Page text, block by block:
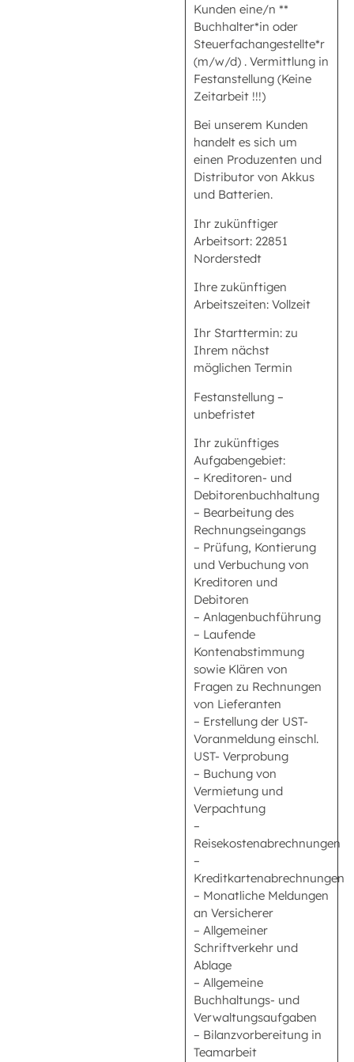
Kunden eine/n **
Buchhalter*in oder
Steuerfachangestellte*r
(m/w/d) . Vermittlung in
Festanstellung (Keine
Zeitarbeit !!!)
Bei unserem Kunden
handelt es sich um
einen Produzenten und
Distributor von Akkus
und Batterien.
Ihr zukünftiger
Arbeitsort: 22851
Norderstedt
Ihre zukünftigen
Arbeitszeiten: Vollzeit
Ihr Starttermin: zu
Ihrem nächst
möglichen Termin
Festanstellung –
unbefristet
Ihr zukünftiges
Aufgabengebiet:
– Kreditoren- und
Debitorenbuchhaltung
– Bearbeitung des
Rechnungseingangs
– Prüfung, Kontierung
und Verbuchung von
Kreditoren und
Debitoren
– Anlagenbuchführung
– Laufende
Kontenabstimmung
sowie Klären von
Fragen zu Rechnungen
von Lieferanten
– Erstellung der UST-
Voranmeldung einschl.
UST- Verprobung
– Buchung von
Vermietung und
Verpachtung
–
Reisekostenabrechnungen
–
Kreditkartenabrechnungen
– Monatliche Meldungen
an Versicherer
– Allgemeiner
Schriftverkehr und
Ablage
– Allgemeine
Buchhaltungs- und
Verwaltungsaufgaben
– Bilanzvorbereitung in
Teamarbeit